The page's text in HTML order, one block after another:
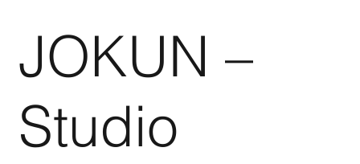
JOKUN –
Studio